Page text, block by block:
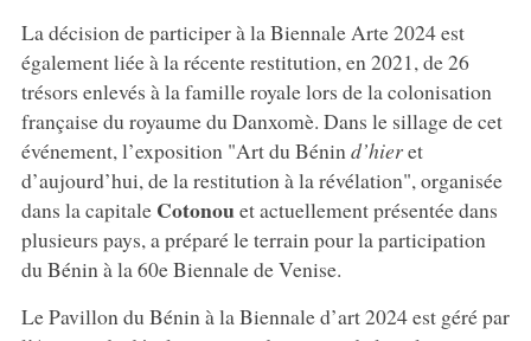
La décision de participer à la Biennale Arte 2024 est
également liée à la récente restitution, en 2021, de 26
trésors enlevés à la famille royale lors de la colonisation
française du royaume du Danxomè. Dans le sillage de cet
événement, l’exposition "Art du Bénin d’hieret
d’aujourd’hui, de la restitution à la révélation", organisée
dans la capitale Cotonouet actuellement présentée dans
plusieurs pays, a préparé le terrain pour la participation
du Bénin à la 60e Biennale de Venise.
Le Pavillon du Bénin à la Biennale d’art 2024 est géré par